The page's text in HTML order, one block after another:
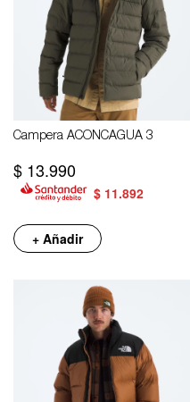
Campera ACONCAGUA 3
$ 13.990
$ 11.892
+ Añadir